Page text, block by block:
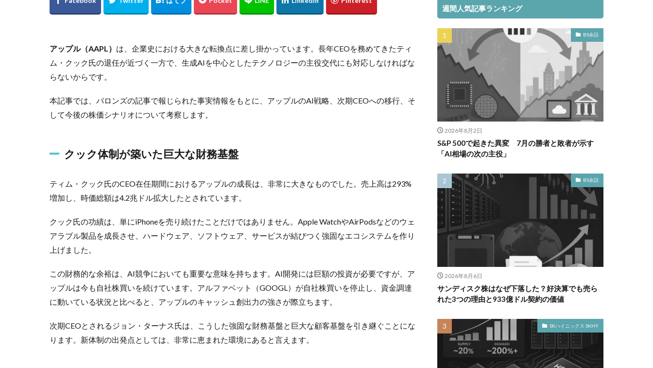
アップル（AAPL） は、企業史における大きな転換点に差し掛かっています。長年CEOを務めてきたティ
ム・クック氏の退任が近づく一方で、生成AIを中心としたテクノロジーの主役交代にも対応しなければな
らないからです。
本記事では、バロンズの記事で報じられた事実情報をもとに、アップルのAI戦略、次期CEOへの移行、そ
して今後の株価シナリオについて考察します。
クック体制が築いた巨大な財務基盤
ティム・クック氏のCEO在任期間におけるアップルの成長は、非常に大きなものでした。売上高は293%
増加し、時価総額は4.2兆ドル拡大したとされています。
クック氏の功績は、単にiPhoneを売り続けたことだけではありません。Apple WatchやAirPodsなどのウェ
アラブル製品を成長させ、ハードウェア、ソフトウェア、サービスが結びつく強固なエコシステムを作り
上げました。
この財務的な余裕は、AI競争においても重要な意味を持ちます。AI開発には巨額の投資が必要ですが、ア
ップルは今も自社株買いを続けています。アルファベット（GOOGL）が自社株買いを停止し、資金調達
に動いている状況と比べると、アップルのキャッシュ創出力の強さが際立ちます。
次期CEOとされるジョン・ターナス氏は、こうした強固な財務基盤と巨大な顧客基盤を引き継ぐことにな
ります。新体制の出発点としては、非常に恵まれた環境にあると言えます。
週間人気記事ランキング
BS余話
2026年8月2日
S&P 500で起きた異変 7月の勝者と敗者が示す
「AI相場の次の主役」
BS余話
2026年8月6日
サンディスク株はなぜ下落した？好決算でも売ら
れた3つの理由と933億ドル契約の価値
SKハイニックス SKHY